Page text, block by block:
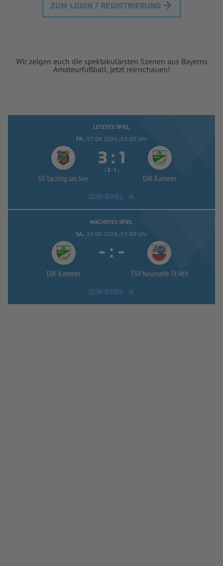
ZUM LOGIN / REGISTRIERUNG
Wir zeigen euch die spektakulärsten Szenen aus Bayerns
Amateurfußball, jetzt reinschauen!
LETZTES SPIEL
FR.. 07.08.2026 /18:00 Uhr
SV Taching am See
 : 
(  :  )
DJK Kammer
NÄCHSTES SPIEL
SA.. 15.08.2026 /15:00 Uhr
DJK Kammer
- : -
TSV Neumarkt-St.Veit